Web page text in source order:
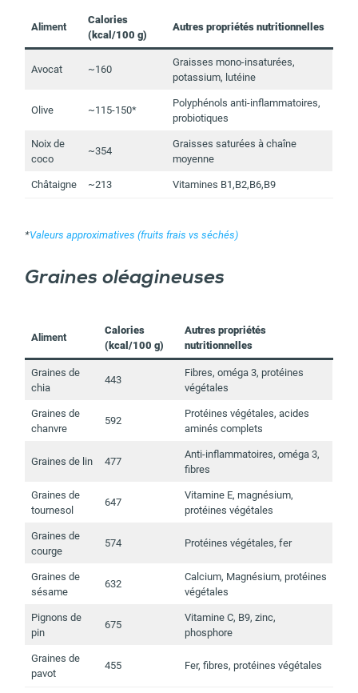
Aliment
Calories
(kcal/100 g)
Autres propriétés nutritionnelles
Avocat ~160
Graisses mono-insaturées,
potassium, lutéine
Olive ~115-150*
Polyphénols anti-inflammatoires,
probiotiques
Noix de
coco
~354
Graisses saturées à chaîne
moyenne
Châtaigne ~213 Vitamines B1,B2,B6,B9
*Valeurs approximatives (fruits frais vs séchés)
Graines oléagineuses
Aliment
Calories
(kcal/100 g)
Autres propriétés
nutritionnelles
Graines de
chia
443
Fibres, oméga 3, protéines
végétales
Graines de
chanvre
592
Protéines végétales, acides
aminés complets
Graines de lin 477
Anti-inflammatoires, oméga 3,
fibres
Graines de
tournesol
647
Vitamine E, magnésium,
protéines végétales
Graines de
courge
574 Protéines végétales, fer
Graines de
sésame
632
Calcium, Magnésium, protéines
végétales
Pignons de
pin
675
Vitamine C, B9, zinc,
phosphore
Graines de
pavot
455 Fer, fibres, protéines végétales